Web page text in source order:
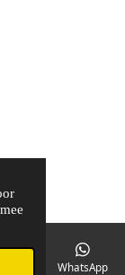
WhatsApp